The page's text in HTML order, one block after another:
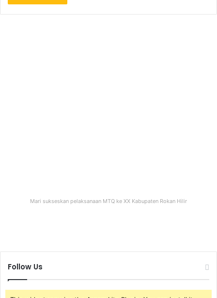
Mari sukseskan pelaksanaan MTQ ke XX Kabupaten Rokan Hilir
Follow Us